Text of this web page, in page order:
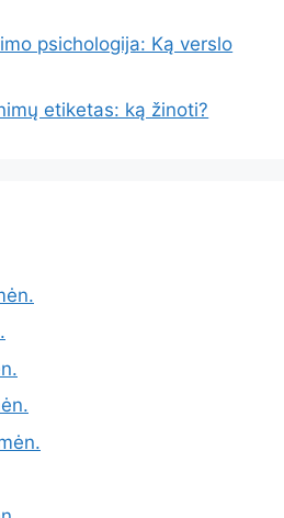
psichologija: Ką verslo
etiketas: ką žinoti?